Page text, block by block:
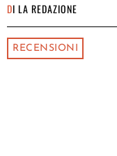
DI LA REDAZIONE
RECENSIONI